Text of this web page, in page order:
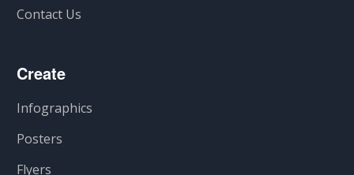
Contact Us
Create
Infographics
Posters
Flyers